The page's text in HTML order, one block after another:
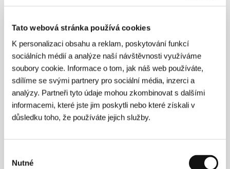
Tato webová stránka používá cookies
K personalizaci obsahu a reklam, poskytování funkcí
sociálních médií a analýze naší návštěvnosti využíváme
soubory cookie. Informace o tom, jak náš web používáte,
sdílíme se svými partnery pro sociální média, inzerci a
analýzy. Partneři tyto údaje mohou zkombinovat s dalšími
informacemi, které jste jim poskytli nebo které získali v
důsledku toho, že používáte jejich služby.
souhlasu
Nutné
Czech Film Industry Forum